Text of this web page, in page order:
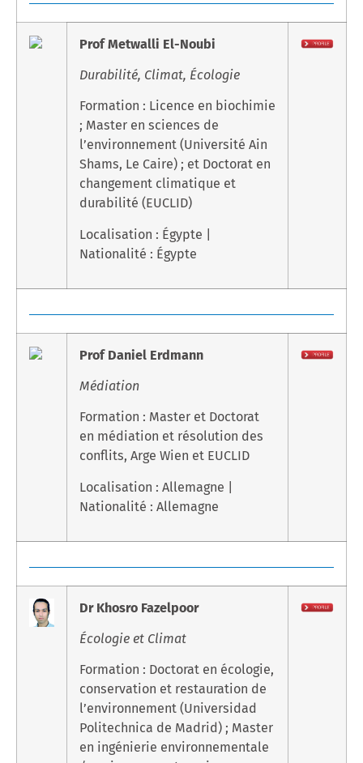
Prof Metwalli El-Noubi
Durabilité, Climat, Écologie
Formation : Licence en biochimie
; Master en sciences de
l’environnement (Université Ain
Shams, Le Caire) ; et Doctorat en
changement climatique et
durabilité (EUCLID)
Localisation : Égypte |
Nationalité : Égypte
Prof Daniel Erdmann
Médiation
Formation : Master et Doctorat
en médiation et résolution des
conflits, Arge Wien et EUCLID
Localisation : Allemagne |
Nationalité : Allemagne
Dr Khosro Fazelpoor
Écologie et Climat
Formation : Doctorat en écologie,
conservation et restauration de
l’environnement (Universidad
Politechnica de Madrid) ; Master
en ingénierie environnementale